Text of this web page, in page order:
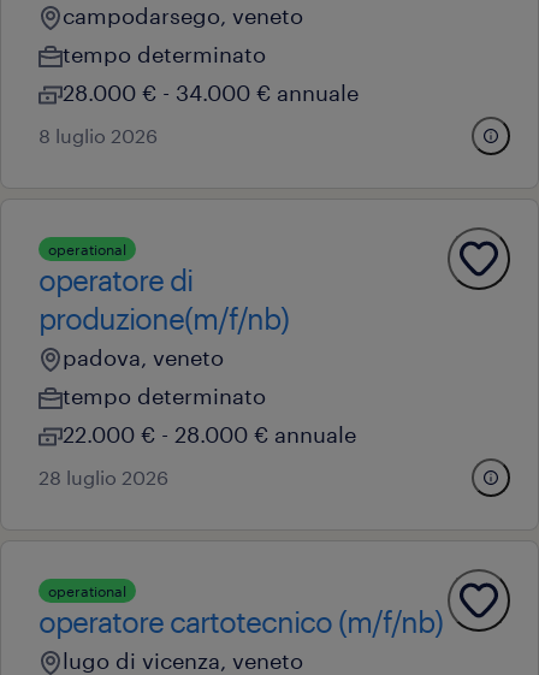
campodarsego, veneto
tempo determinato
28.000 € - 34.000 € annuale
8 luglio 2026
operational
operatore di
produzione(m/f/nb)
padova, veneto
tempo determinato
22.000 € - 28.000 € annuale
28 luglio 2026
operational
operatore cartotecnico (m/f/nb)
lugo di vicenza, veneto